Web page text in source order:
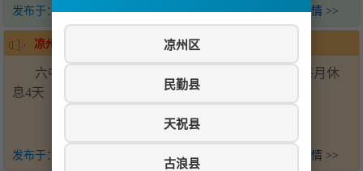
凉州区
民勤县
天祝县
古浪县
发布于：2天前 查看详情 >>
凉州区-招聘帮厨
六中学校食堂招聘后厨帮厨2名，会压面优先，每月休
息4天（上六休一）工资面议-电话15393538881
发布于： 查看详情 >>